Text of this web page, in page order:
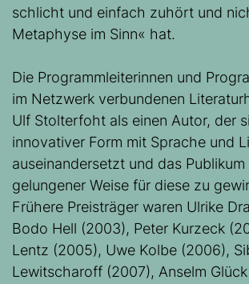
schlicht und einfach zuhört und
Metaphyse im Sinn« hat.
Die Programmleiterinnen und
im Netzwerk verbundenen
Ulf Stolterfoht als einen Autor, der
innovativer Form mit Sprache und
auseinandersetzt und das
gelungener Weise für diese zu
Frühere Preisträger waren Ulrike
Bodo Hell (2003), Peter Kurzeck
Lentz (2005), Uwe Kolbe (2006),
Lewitscharoff (2007), Anselm